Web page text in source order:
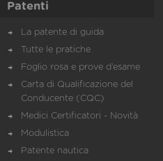
Patenti
La patente di guida
Tutte le pratiche
Foglio rosa e prove d’esame
Carta di Qualificazione del
Conducente (CQC)
Medici Certificatori - Novità
Modulistica
Patente nautica